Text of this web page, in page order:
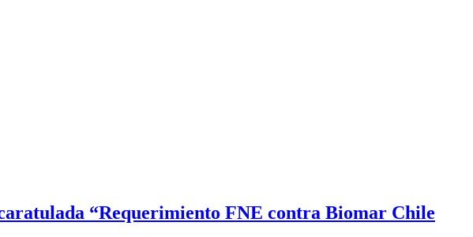
“Requerimiento FNE contra Biomar Chile